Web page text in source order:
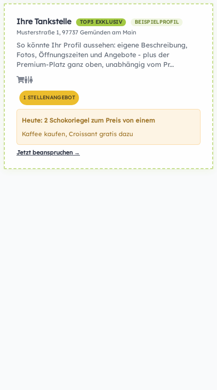
Ihre Tankstelle TOP3 EXKLUSIV BEISPIELPROFIL
Musterstraße 1, 97737 Gemünden am Main
So könnte Ihr Profil aussehen: eigene Beschreibung,
Fotos, Öffnungszeiten und Angebote - plus der
Premium-Platz ganz oben, unabhängig vom Pr...
1 STELLENANGEBOT
Heute: 2 Schokoriegel zum Preis von einem
Kaffee kaufen, Croissant gratis dazu
Jetzt beanspruchen →